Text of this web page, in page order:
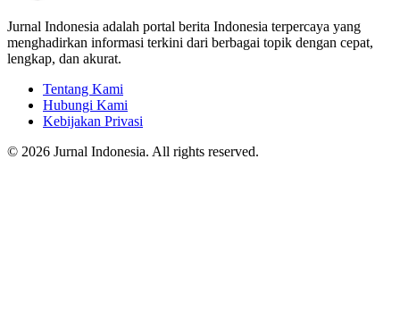
Jurnal Indonesia adalah portal berita Indonesia terpercaya yang
menghadirkan informasi terkini dari berbagai topik dengan cepat,
lengkap, dan akurat.
Tentang Kami
Hubungi Kami
Kebijakan Privasi
© 2026 Jurnal Indonesia. All rights reserved.